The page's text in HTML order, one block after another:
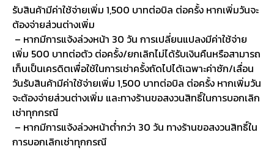
รับสินค้ามีค่าใช้จ่ายเพิ่ม 1,500 บาทต่อบิล ต่อครั้ง หากเพิ่มวันจะ
ต้องจ่ายส่วนต่างเพิ่ม
– หากมีการแจ้งล่วงหน้า 30 วัน การเปลี่ยนแปลงมีค่าใช้จ่าย
เพิ่ม 500 บาทต่อตัว ต่อครั้ง/ยกเลิกไม่ได้รับเงินคืนหรือสามารถ
เก็บเป็นเครดิตเพื่อใช้ในการเช่าครั้งถัดไปได้เฉพาะค่าซัก/เลื่อน
วันรับสินค้ามีค่าใช้จ่ายเพิ่ม 1,500 บาทต่อบิล ต่อครั้ง หากเพิ่มวัน
จะต้องจ่ายส่วนต่างเพิ่ม และทางร้านขอสงวนสิทธิ์ในการบอกเลิก
เช่าทุกกรณี
– หากมีการแจ้งล่วงหน้าต่ำกว่า 30 วัน ทางร้านขอสงวนสิทธิ์ใน
การบอกเลิกเช่าทุกกรณี